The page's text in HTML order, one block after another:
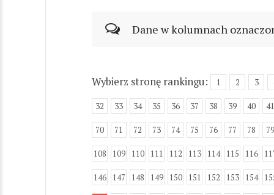
Dane w kolumnach
Wybierz stronę rankingu: 1 2 3
32 33 34 35 36 37 38 39 40 41
70 71 72 73 74 75 76 77 78 79
108 109 110 111 112 113 114 115 116
146 147 148 149 150 151 152 153 154